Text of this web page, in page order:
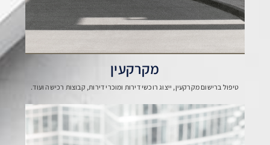
מקרקעין
טיפול ברישום מקרקעין, ייצוג רוכשי דירות ומוכרי דירות, קבוצות רכישה ועוד.